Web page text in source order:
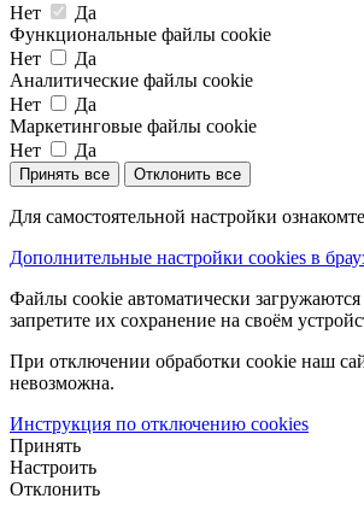
Нет
Да
Функциональные файлы cookie
Нет
Да
Аналитические файлы cookie
Нет
Да
Маркетинговые файлы cookie
Нет
Да
Принять все Отклонить все
Для самостоятельной настройки
Дополнительные настройки cookies в
Файлы cookie автоматически
запретите их сохранение на своём
При отключении обработки cookie наш
невозможна.
Инструкция по отключению cookies
Принять
Настроить
Отклонить